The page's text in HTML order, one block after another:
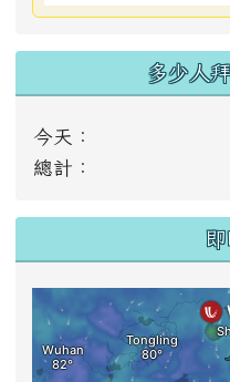
多少人
今天：
總計：